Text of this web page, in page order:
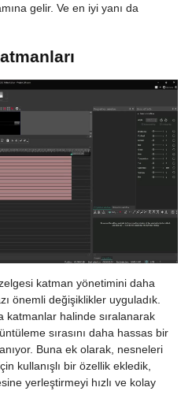
gelir. Ve en iyi yanı da
katman yönetimini daha
önemli değişiklikler uyguladık.
katmanlar halinde sıralanarak
sırasını daha hassas bir
Buna ek olarak, nesneleri
kullanışlı bir özellik ekledik,
yerleştirmeyi hızlı ve kolay